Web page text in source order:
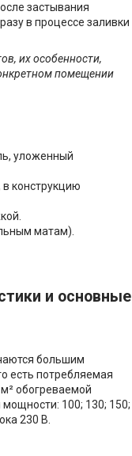
застывания
в процессе заливки
их особенности,
помещении
уложенный
в конструкцию
матам).
и основные
большим
есть потребляемая
обогреваемой
100; 130; 150;
230 В.